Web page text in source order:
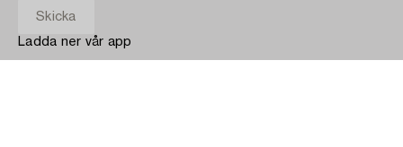
Ladda ner vår app